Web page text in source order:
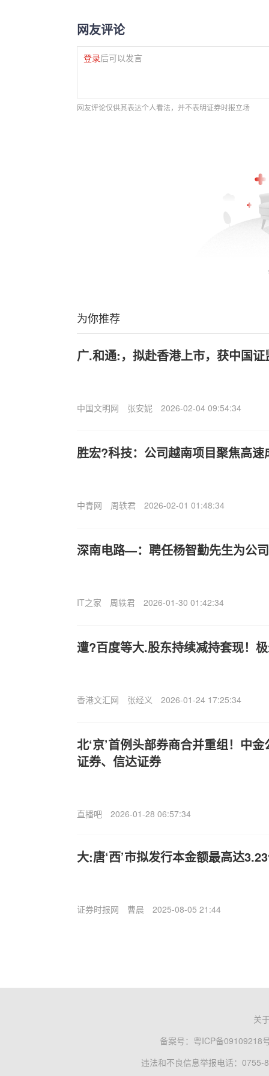
网友评论
登录后可以发言
网友评论仅供其表达个人看法，并不表明证券时报立场
为你推荐
广.和通:，拟赴香港上市，获中国
中国文明网 张安妮 2026-02-04 09:54:34
胜宏?科技：公司越南项目聚焦高
中青网 周轶君 2026-02-01 01:48:34
深南电路—：聘任杨智勤先生为公
IT之家 周轶君 2026-01-30 01:42:34
遭?百度等大.股东持续减持套现！
香港文汇网 张经义 2026-01-24 17:25:34
北‘京’首例头部券商合并重组！中
证券、信达证券
直播吧 2026-01-28 06:57:34
大:唐‘西’市拟发行本金额最高达
证券时报网 曹晨 2025-08-05 21:44
关
备案号： 粤ICP备09109218
违法和不良信息举报电话：0755-